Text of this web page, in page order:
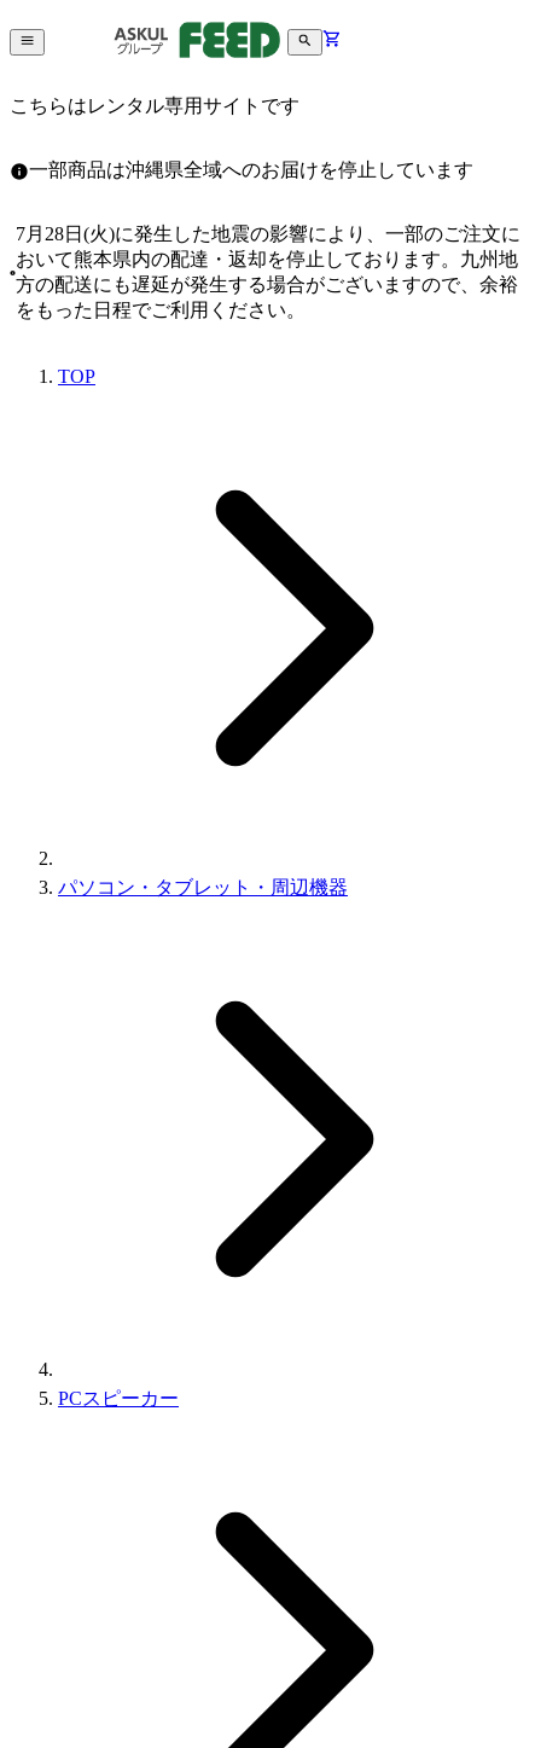
こちらはレンタル専用サイトです
一部商品は沖縄県全域へのお届けを停止しています
7月28日(火)に発生した地震の影響により、一部のご注文に
おいて熊本県内の配達・返却を停止しております。九州地
方の配送にも遅延が発生する場合がございますので、余裕
をもった日程でご利用ください。
TOP
パソコン・タブレット・周辺機器
PCスピーカー